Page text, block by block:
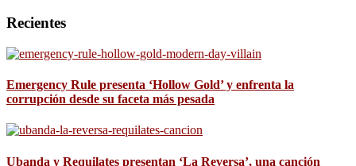
Recientes
Emergency Rule presenta ‘Hollow Gold’ y enfrenta la
corrupción desde su faceta más pesada
Ubanda y Requilates presentan ‘La Reversa’, una canción